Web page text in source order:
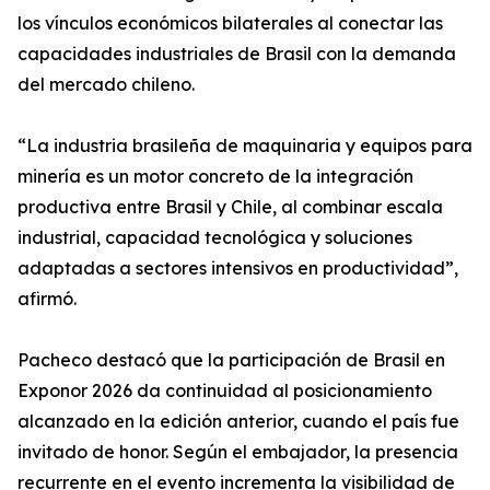
los vínculos económicos bilaterales al conectar las
capacidades industriales de Brasil con la demanda
del mercado chileno.
“La industria brasileña de maquinaria y equipos para
minería es un motor concreto de la integración
productiva entre Brasil y Chile, al combinar escala
industrial, capacidad tecnológica y soluciones
adaptadas a sectores intensivos en productividad”,
afirmó.
Pacheco destacó que la participación de Brasil en
Exponor 2026 da continuidad al posicionamiento
alcanzado en la edición anterior, cuando el país fue
invitado de honor. Según el embajador, la presencia
recurrente en el evento incrementa la visibilidad de